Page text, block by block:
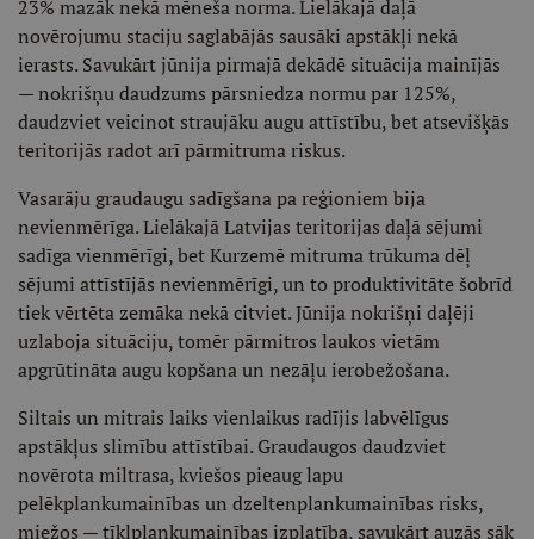
23% mazāk nekā mēneša norma. Lielākajā daļā
novērojumu staciju saglabājās sausāki apstākļi nekā
ierasts. Savukārt jūnija pirmajā dekādē situācija mainījās
— nokrišņu daudzums pārsniedza normu par 125%,
daudzviet veicinot straujāku augu attīstību, bet atsevišķās
teritorijās radot arī pārmitruma riskus.
Vasarāju graudaugu sadīgšana pa reģioniem bija
nevienmērīga. Lielākajā Latvijas teritorijas daļā sējumi
sadīga vienmērīgi, bet Kurzemē mitruma trūkuma dēļ
sējumi attīstījās nevienmērīgi, un to produktivitāte šobrīd
tiek vērtēta zemāka nekā citviet. Jūnija nokrišņi daļēji
uzlaboja situāciju, tomēr pārmitros laukos vietām
apgrūtināta augu kopšana un nezāļu ierobežošana.
Siltais un mitrais laiks vienlaikus radījis labvēlīgus
apstākļus slimību attīstībai. Graudaugos daudzviet
novērota miltrasa, kviešos pieaug lapu
pelēkplankumainības un dzeltenplankumainības risks,
miežos — tīklplankumainības izplatība, savukārt auzās sāk